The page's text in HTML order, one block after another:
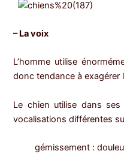
– La voix
L’homme utilise
donc tendance à exagérer
Le chien utilise dans ses
vocalisations différentes
gémissement :